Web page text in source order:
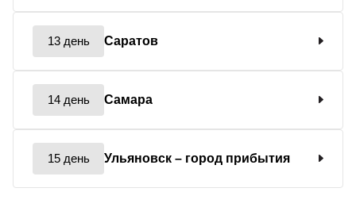
13 день Саратов
14 день Самара
15 день Ульяновск – город прибытия